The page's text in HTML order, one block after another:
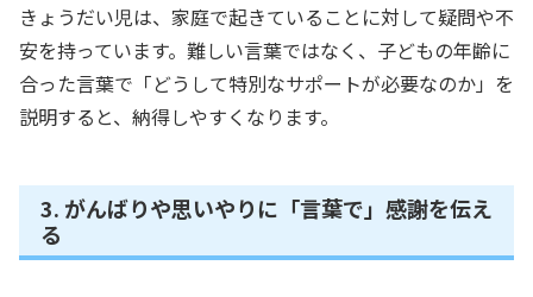
きょうだい児は、家庭で起きていることに対して疑問や不
安を持っています。難しい言葉ではなく、子どもの年齢に
合った言葉で「どうして特別なサポートが必要なのか」を
説明すると、納得しやすくなります。
3. がんばりや思いやりに「言葉で」感謝を伝え
る